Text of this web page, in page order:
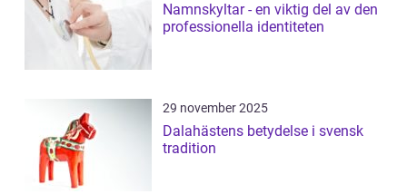
Namnskyltar - en viktig del av den
professionella identiteten
29 november 2025
Dalahästens betydelse i svensk
tradition